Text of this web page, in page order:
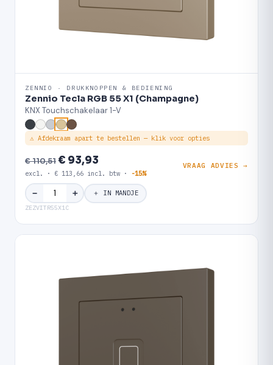
ZENNIO · DRUKKNOPPEN & BEDIENING
Zennio Tecla RGB 55 X1 (Champagne)
KNX Touchschakelaar 1-V
⚠ Afdekraam apart te bestellen — klik voor opties
€ 110,51€ 93,93
excl. · € 113,66 incl. btw · -15%
VRAAG ADVIES →
− ＋ ＋ IN MANDJE
ZEZVITR55X1C